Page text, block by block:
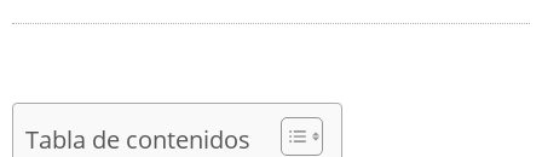
Tabla de contenidos